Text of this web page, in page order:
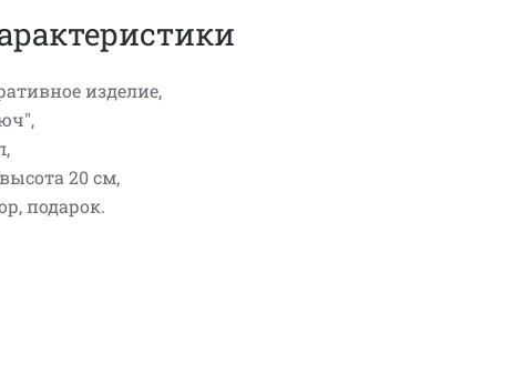
изделие,
20 см,
подарок.